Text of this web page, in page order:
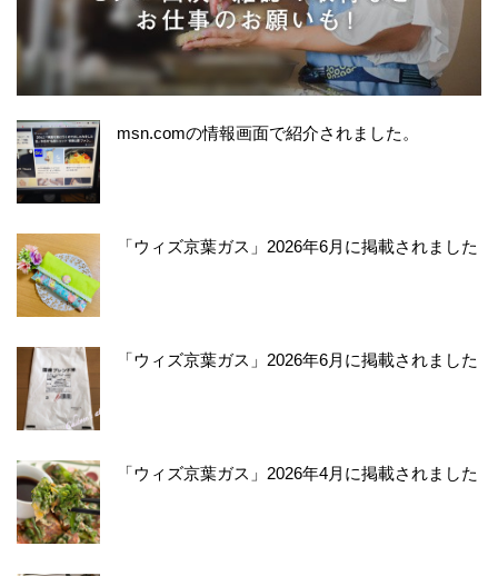
msn.comの情報画面で紹介されました。
「ウィズ京葉ガス」2026年6月に掲載されました
「ウィズ京葉ガス」2026年6月に掲載されました
「ウィズ京葉ガス」2026年4月に掲載されました